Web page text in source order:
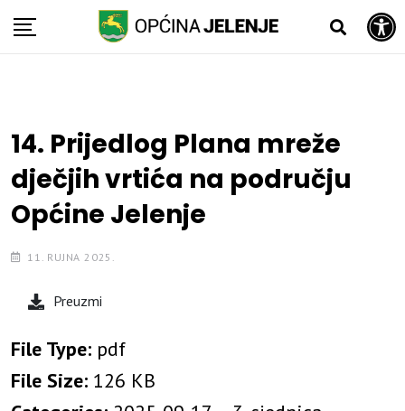
Open toolbar
Skip
14. Prijedlog Plana mreže
dječjih vrtića na području
Općine Jelenje
11. RUJNA 2025.
Preuzmi
File Type: pdf
File Size: 126 KB